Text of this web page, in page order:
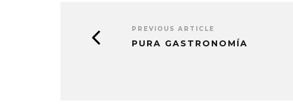
PREVIOUS ARTICLE
PURA GASTRONOMÍA